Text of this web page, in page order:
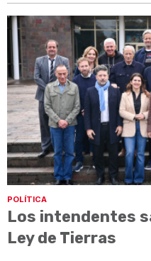
POLÍTICA
Los intendentes
Ley de Tierras